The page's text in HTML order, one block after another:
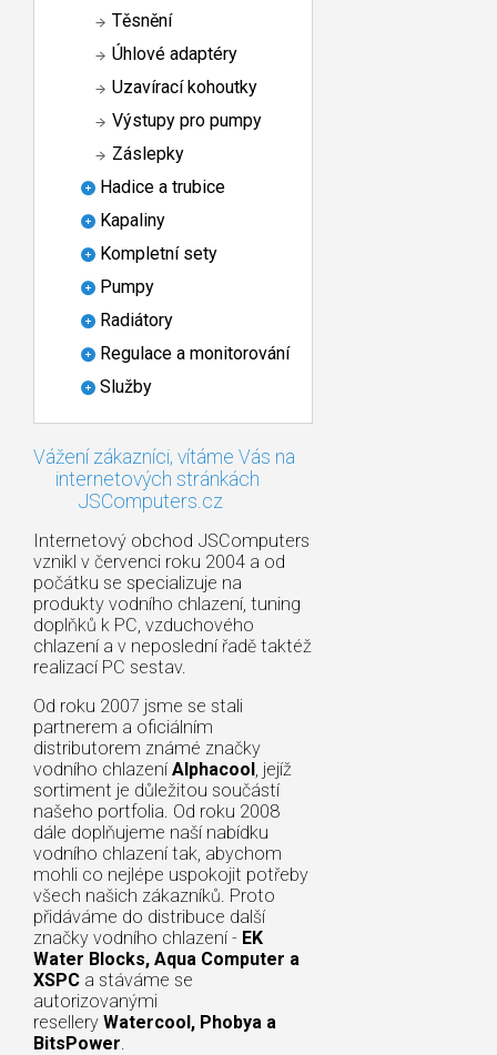
Těsnění
Úhlové adaptéry
Uzavírací kohoutky
Výstupy pro pumpy
Záslepky
Hadice a trubice
Kapaliny
Kompletní sety
Pumpy
Radiátory
Regulace a monitorování
Služby
Vážení zákazníci, vítáme Vás na
internetových stránkách
JSComputers.cz
Internetový obchod JSComputers
vznikl v červenci roku 2004 a od
počátku se specializuje na
produkty vodního chlazení, tuning
doplňků k PC, vzduchového
chlazení a v neposlední řadě taktéž
realizací PC sestav.
Od roku 2007 jsme se stali
partnerem a oficiálním
distributorem známé značky
vodního chlazení Alphacool, jejíž
sortiment je důležitou součástí
našeho portfolia. Od roku 2008
dále doplňujeme naší nabídku
vodního chlazení tak, abychom
mohli co nejlépe uspokojit potřeby
všech našich zákazníků. Proto
přidáváme do distribuce další
značky vodního chlazení - EK
Water Blocks, Aqua Computer a
XSPC a stáváme se
autorizovanými
resellery Watercool, Phobya a
BitsPower.